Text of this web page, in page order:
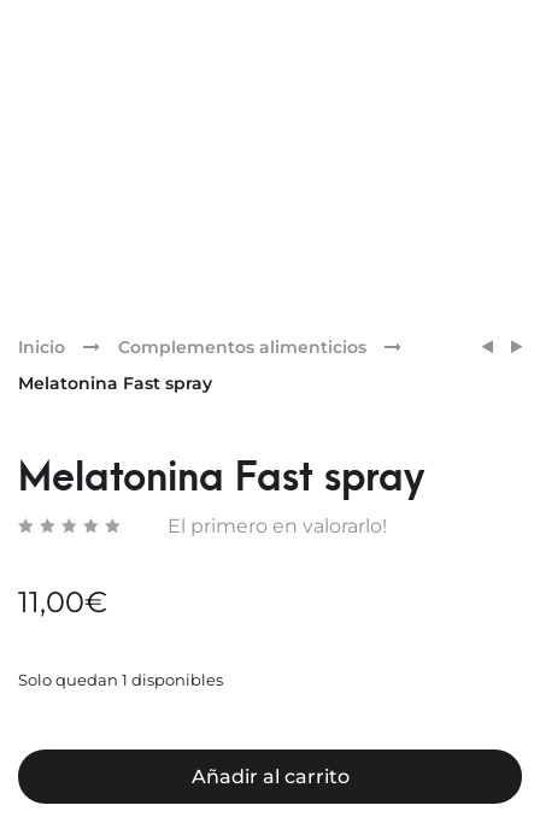
Inicio
Complementos alimenticios
Melatonina Fast spray
Melatonina Fast spray
El primero en valorarlo!
11,00€
Solo quedan 1 disponibles
Añadir al carrito